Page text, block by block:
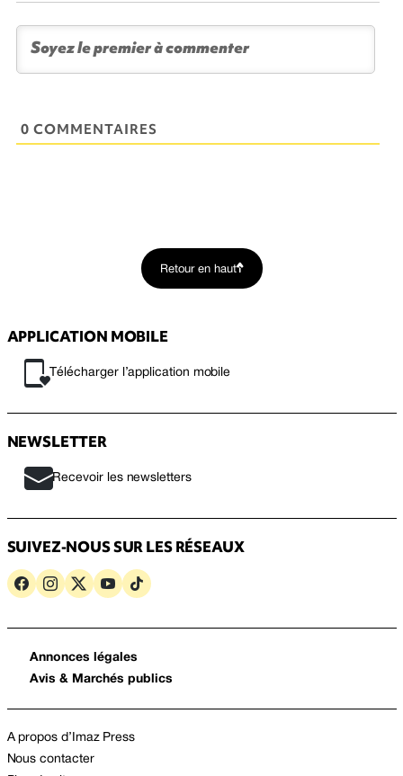
0 COMMENTAIRES
Retour en haut
APPLICATION MOBILE
Télécharger l’application mobile
NEWSLETTER
Recevoir les newsletters
SUIVEZ-NOUS SUR LES RÉSEAUX
Annonces légales
Avis & Marchés publics
A propos d’Imaz Press
Nous contacter